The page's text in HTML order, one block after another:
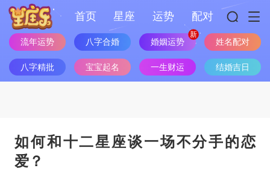
首页 星座 运势 配对
流年运势 八字合婚 婚姻运势 姓名配对
八字精批 宝宝起名 一生财运 结婚吉日
如何和十二星座谈一场不分手的恋
爱？